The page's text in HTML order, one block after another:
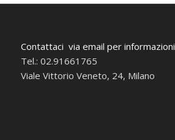
Contattaci via email per informazioni
Tel.: 02.91661765
Viale Vittorio Veneto, 24, Milano